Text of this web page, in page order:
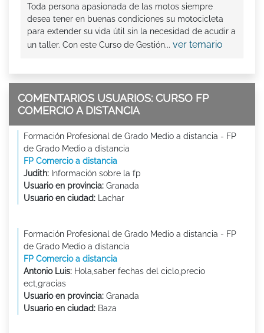
Toda persona apasionada de las motos siempre
desea tener en buenas condiciones su motocicleta
para extender su vida útil sin la necesidad de acudir a
un taller. Con este Curso de Gestión... ver temario
COMENTARIOS USUARIOS: CURSO FP
COMERCIO A DISTANCIA
Formación Profesional de Grado Medio a distancia - FP
de Grado Medio a distancia
FP Comercio a distancia
Judith: Información sobre la fp
Usuario en provincia: Granada
Usuario en ciudad: Lachar
Formación Profesional de Grado Medio a distancia - FP
de Grado Medio a distancia
FP Comercio a distancia
Antonio Luis: Hola,saber fechas del ciclo,precio
ect,gracias
Usuario en provincia: Granada
Usuario en ciudad: Baza